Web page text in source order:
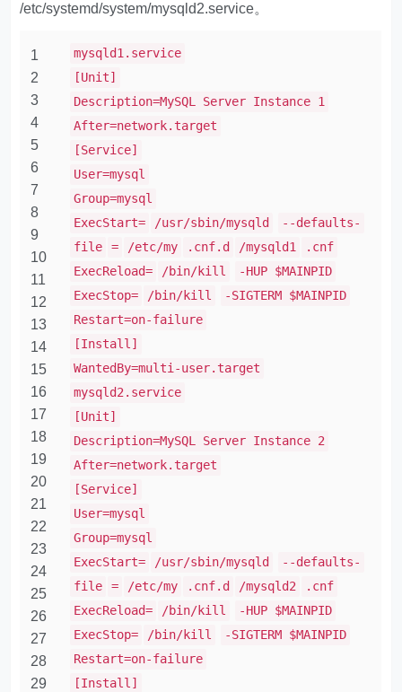
/etc/systemd/system/mysqld2.service​​。
1
2
3
4
5
6
7
8
9
10
11
12
13
14
15
16
17
18
19
20
21
22
23
24
25
26
27
28
29
mysqld1.service
[Unit]
Description=MySQL Server Instance 1
After=network.target
[Service]
User=mysql
Group=mysql
ExecStart=
/usr/sbin/mysqld
--defaults-
file
= /etc/my .cnf.d /mysqld1
.cnf
ExecReload=
/bin/kill
-HUP $MAINPID
ExecStop=
/bin/kill
-SIGTERM $MAINPID
Restart=on-failure
[Install]
WantedBy=multi-user.target
mysqld2.service
[Unit]
Description=MySQL Server Instance 2
After=network.target
[Service]
User=mysql
Group=mysql
ExecStart=
/usr/sbin/mysqld
--defaults-
file
= /etc/my .cnf.d /mysqld2
.cnf
ExecReload=
/bin/kill
-HUP $MAINPID
ExecStop=
/bin/kill
-SIGTERM $MAINPID
Restart=on-failure
[Install]